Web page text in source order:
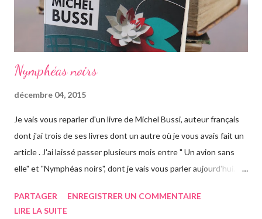
Nymphéas noirs
décembre 04, 2015
Je vais vous reparler d'un livre de Michel Bussi, auteur français
dont j'ai trois de ses livres dont un autre où je vous avais fait un
article . J'ai laissé passer plusieurs mois entre " Un avion sans
elle" et "Nymphéas noirs", dont je vais vous parler aujourd'hui.
L'histoire se déroule à Giverny en Normandie, petit village où a
PARTAGER
ENREGISTRER UN COMMENTAIRE
LIRE LA SUITE